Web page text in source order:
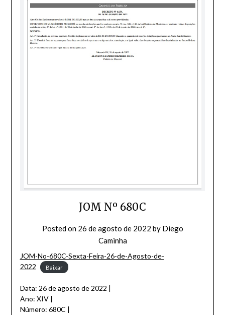
JOM Nº 680C
Posted on 26 de agosto de 2022 by Diego
Caminha
JOM-No-680C-Sexta-Feira-26-de-Agosto-de-
2022
Baixar
Data: 26 de agosto de 2022 |
Ano: XIV |
Número: 680C |